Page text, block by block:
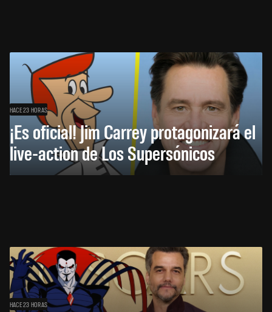
HACE 23 HORAS
¡Es oficial! Jim Carrey protagonizará el
live-action de Los Supersónicos
HACE 23 HORAS